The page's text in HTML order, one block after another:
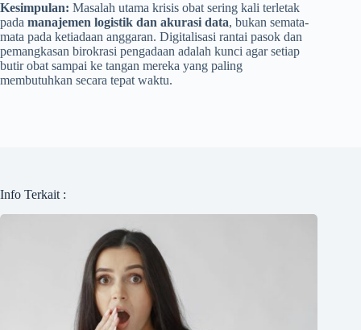
Kesimpulan: Masalah utama krisis obat sering kali terletak
pada manajemen logistik dan akurasi data, bukan semata-
mata pada ketiadaan anggaran. Digitalisasi rantai pasok dan
pemangkasan birokrasi pengadaan adalah kunci agar setiap
butir obat sampai ke tangan mereka yang paling
membutuhkan secara tepat waktu.
Info Terkait :